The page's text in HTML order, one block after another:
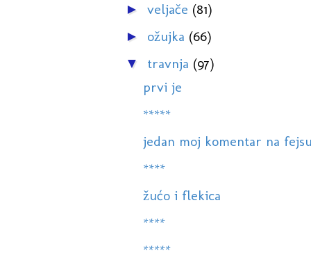
► veljače (81)
► ožujka (66)
▼ travnja (97)
prvi je
*****
jedan moj komentar na
****
žućo i flekica
****
*****